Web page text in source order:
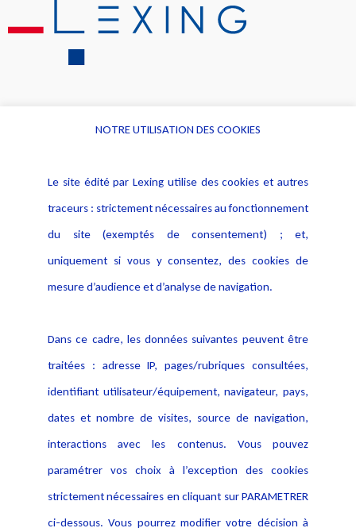
Alerte professionnelle
Déclaration d'accessibilité
Notice Légale
Politique de protection des
données
Publications
NOTRE UTILISATION DES COOKIES
Le site édité par Lexing utilise des cookies et autres
traceurs : strictement nécessaires au fonctionnement
du site (exemptés de consentement) ; et,
uniquement si vous y consentez, des cookies de
mesure d’audience et d’analyse de navigation.
Dans ce cadre, les données suivantes peuvent être
traitées : adresse IP, pages/rubriques consultées,
identifiant utilisateur/équipement, navigateur, pays,
dates et nombre de visites, source de navigation,
interactions avec les contenus. Vous pouvez
paramétrer vos choix à l’exception des cookies
strictement nécessaires en cliquant sur PARAMETRER
ci-dessous. Vous pourrez modifier votre décision à